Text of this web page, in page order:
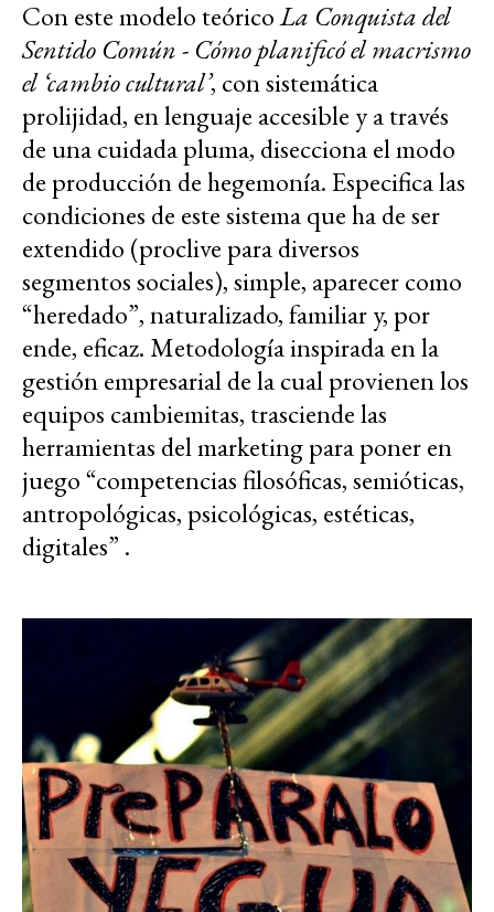
Con este modelo teóricoLa Conquista del
Sentido Común - Cómo planificó el macrismo
el ‘cambio cultural’, con sistemática
prolijidad, en lenguaje accesible y a través
de una cuidada pluma, disecciona el modo
de producción de hegemonía. Especifica las
condiciones de este sistema que ha de ser
extendido (proclive para diversos
segmentos sociales), simple, aparecer como
“heredado”, naturalizado, familiar y, por
ende, eficaz. Metodología inspirada en la
gestión empresarial de la cual provienen los
equipos cambiemitas, trasciende las
herramientas del marketing para poner en
juego “competencias filosóficas, semióticas,
antropológicas, psicológicas, estéticas,
digitales” .